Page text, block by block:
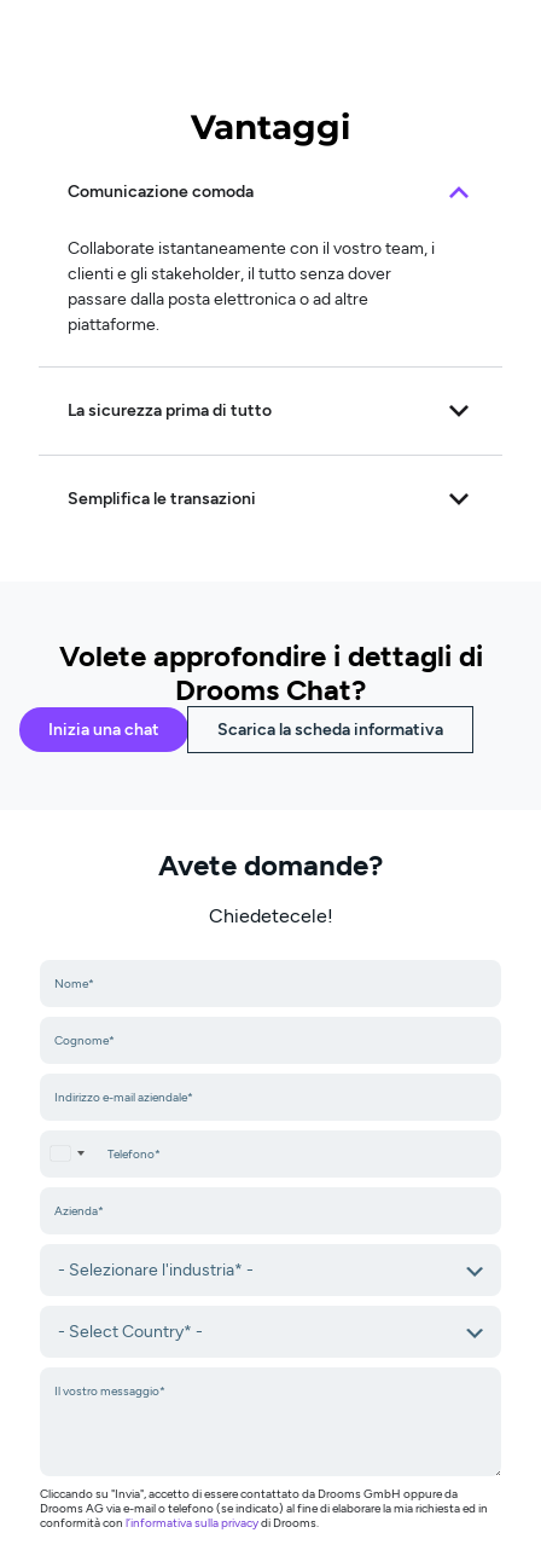
Vantaggi
Comunicazione comoda
Collaborate istantaneamente con il vostro team, i
clienti e gli stakeholder, il tutto senza dover
passare dalla posta elettronica o ad altre
piattaforme.
La sicurezza prima di tutto
Semplifica le transazioni
Volete approfondire i dettagli di
Drooms Chat?
Inizia una chat Scarica la scheda informativa
Avete domande?
Chiedetecele!
United States +1
Cliccando su "Invia", accetto di essere contattato da Drooms GmbH oppure da
Drooms AG via e-mail o telefono (se indicato) al fine di elaborare la mia richiesta ed in
conformità con l’informativa sulla privacydi Drooms.